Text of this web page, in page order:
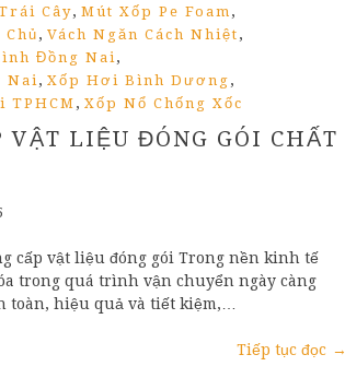
Cây, Mút Xốp Pe Foam ,
, Vách Ngăn Cách Nhiệt ,
Đồng Nai ,
Nai , Xốp Hơi Bình Dương ,
TPHCM , Xốp Nổ Chống Xốc
VẬT LIỆU ĐÓNG GÓI CHẤT
cấp vật liệu đóng gói Trong nền kinh tế
trong quá trình vận chuyển ngày càng
toàn, hiệu quả và tiết kiệm,…
Tiếp tục đọc →